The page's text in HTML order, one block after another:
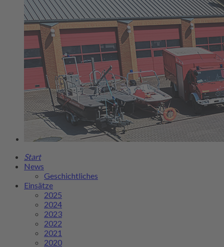
Start
News
Geschichtliches
Einsätze
2025
2024
2023
2022
2021
2020